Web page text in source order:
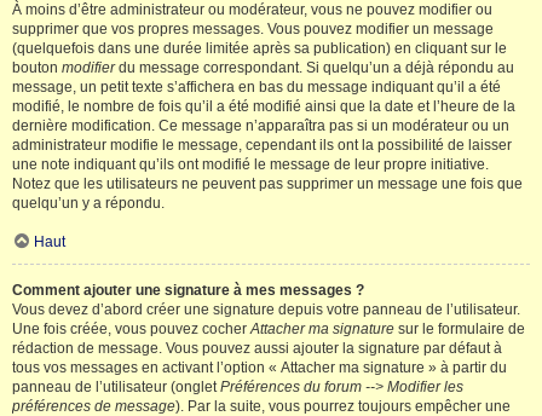
À moins d’être administrateur ou modérateur, vous ne pouvez modifier ou
supprimer que vos propres messages. Vous pouvez modifier un message
(quelquefois dans une durée limitée après sa publication) en cliquant sur le
bouton modifierdu message correspondant. Si quelqu’un a déjà répondu au
message, un petit texte s’affichera en bas du message indiquant qu’il a été
modifié, le nombre de fois qu’il a été modifié ainsi que la date et l’heure de la
dernière modification. Ce message n’apparaîtra pas si un modérateur ou un
administrateur modifie le message, cependant ils ont la possibilité de laisser
une note indiquant qu’ils ont modifié le message de leur propre initiative.
Notez que les utilisateurs ne peuvent pas supprimer un message une fois que
quelqu’un y a répondu.
Haut
Comment ajouter une signature à mes messages ?
Vous devez d’abord créer une signature depuis votre panneau de l’utilisateur.
Une fois créée, vous pouvez cocherAttacher ma signature sur le formulaire de
rédaction de message. Vous pouvez aussi ajouter la signature par défaut à
tous vos messages en activant l’option « Attacher ma signature » à partir du
panneau de l’utilisateur (ongletPréférences du forum --> Modifier les
préférences de message). Par la suite, vous pourrez toujours empêcher une